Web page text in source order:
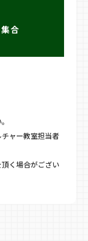
合
ャー教室担当者
く場合がござい